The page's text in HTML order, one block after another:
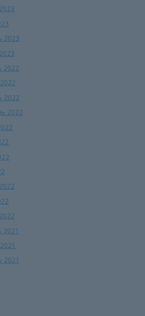
2023
2022
2022
2022
2021
2021